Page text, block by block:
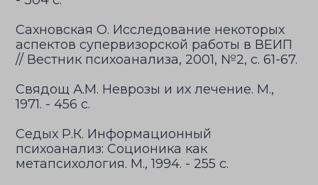
Сахновская О. Исследование некоторых
аспектов супервизорской работы в ВЕИП
// Вестник психоанализа, 2001, №2, с. 61-67.
Свядощ А.М. Неврозы и их лечение. М.,
1971. - 456 с.
Седых Р.К. Информационный
психоанализ: Соционика как
метапсихология. М., 1994. - 255 с.